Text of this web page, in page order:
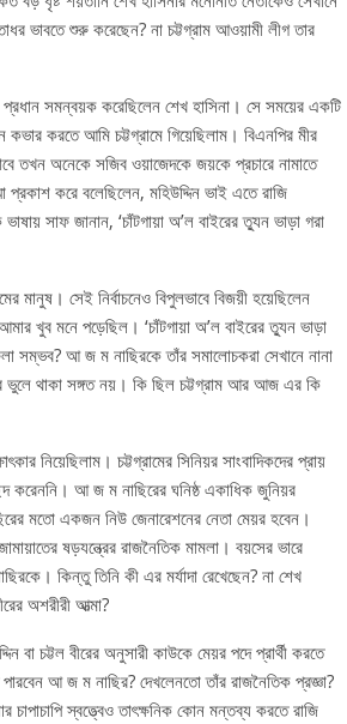
ভাবতে শুরু করেছেন? না চট্টগ্রাম আওয়ামী লীগ তার
প্রধান সমন্বয়ক করেছিলেন শেখ হাসিনা। সে সময়ের একটি
কভার করতে আমি চট্টগ্রামে গিয়েছিলাম। বিএনপির মীর
তখন অনেকে সজিব ওয়াজেদকে জয়কে প্রচারে নামাতে
করে বলেছিলেন, মহিউদ্দিন ভাই এতে রাজি
সাফ জানান, ‘চাঁটগায়া অ’ল বাইরের ত্যুন ভাড়া গরা
মানুষ। সেই নির্বাচনেও বিপুলভাবে বিজয়ী হয়েছিলেন
খুব মনে পড়েছিল। ‘চাঁটগায়া অ’ল বাইরের ত্যুন ভাড়া
সম্ভব? আ জ ম নাছিরকে তাঁর সমালোচকরা সেখানে নানা
ভুলে থাকা সঙ্গত নয়। কি ছিল চট্টগ্রাম আর আজ এর কি
নিয়েছিলাম। চট্টগ্রামের সিনিয়র সাংবাদিকদের প্রায়
করেননি। আ জ ম নাছিরের ঘনিষ্ঠ একাধিক জুনিয়র
মতো একজন নিউ জেনারেশনের নেতা মেয়র হবেন।
ষড়যন্ত্রের রাজনৈতিক মামলা। বয়সের ভারে
কিন্তু তিনি কী এর মর্যাদা রেখেছেন? না শেখ
অশরীরী আত্মা?
বা চট্টল বীরের অনুসারী কাউকে মেয়র পদে প্রার্থী করতে
পারবেন আ জ ম নাছির? দেখলেনতো তাঁর রাজনৈতিক প্রজ্ঞা?
চাপাচাপি স্বত্ত্বেও তাৎক্ষনিক কোন মন্তব্য করতে রাজি